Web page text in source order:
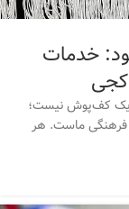
خدمات
یک کف‌پوش نیست؛
فرهنگی ماست. هر